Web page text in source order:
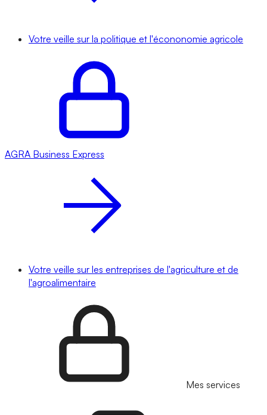
Votre veille sur la politique et l'écononomie agricole
AGRA Business Express
Votre veille sur les entreprises de l'agriculture et de
l'agroalimentaire
Mes services